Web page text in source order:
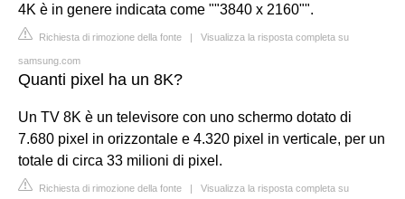
4K è in genere indicata come ""3840 x 2160"".
Richiesta di rimozione della fonte | Visualizza la risposta completa su
samsung.com
Quanti pixel ha un 8K?
Un TV 8K è un televisore con uno schermo dotato di
7.680 pixel in orizzontale e 4.320 pixel in verticale, per un
totale di circa 33 milioni di pixel.
Richiesta di rimozione della fonte | Visualizza la risposta completa su